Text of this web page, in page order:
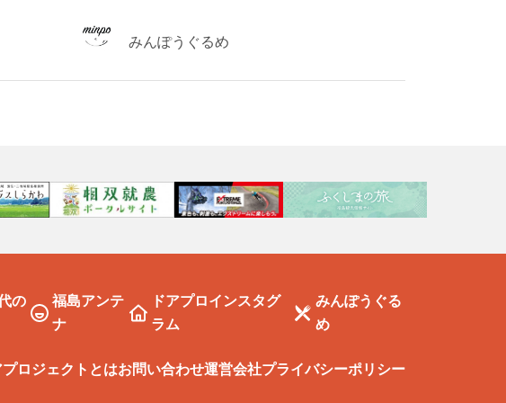
みんぽうぐるめ
の
福島アンテ
ナ
ドアプロインスタグ
ラム
みんぽうぐる
め
ロジェクトとはお問い合わせ運営会社プライバシーポリシー